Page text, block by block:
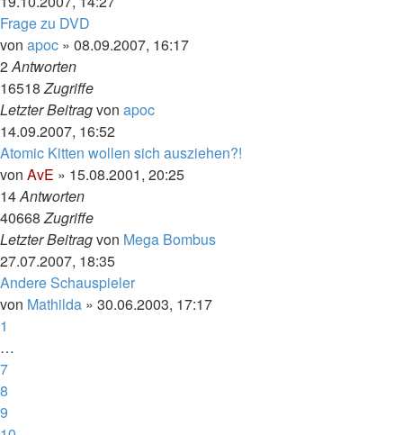
Frage zu DVD
von apoc » 08.09.2007, 16:17
2Antworten
16518Zugriffe
Letzter Beitragvon apoc
14.09.2007, 16:52
Atomic Kitten wollen sich ausziehen?!
von AvE » 15.08.2001, 20:25
14Antworten
40668Zugriffe
Letzter Beitragvon Mega Bombus
27.07.2007, 18:35
Andere Schauspieler
von Mathilda » 30.06.2003, 17:17
1
…
7
8
9